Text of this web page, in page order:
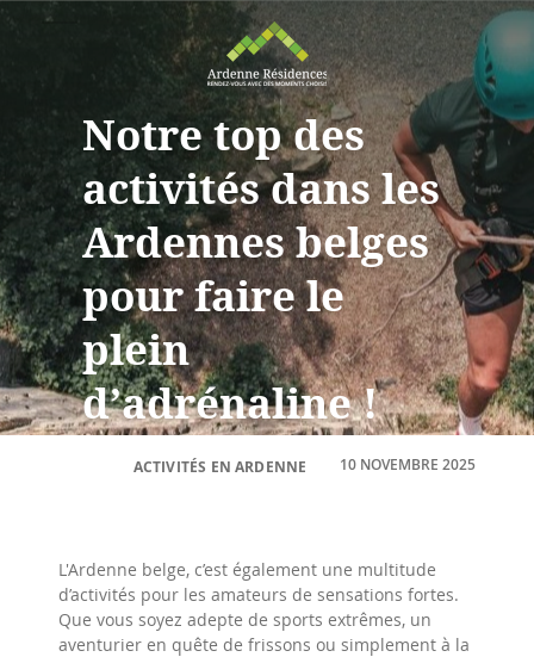
Notre top des
activités dans les
Ardennes belges
pour faire le
plein
d’adrénaline !
ACTIVITÉS EN ARDENNE 10 NOVEMBRE 2025
L'Ardenne belge, c’est également une multitude
d’activités pour les amateurs de sensations fortes.
Que vous soyez adepte de sports extrêmes, un
aventurier en quête de frissons ou simplement à la